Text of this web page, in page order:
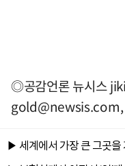
◎공감언론 뉴시스
gold@newsis.com,